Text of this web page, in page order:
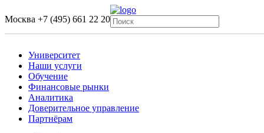
Москва +7 (495) 661 22 20
Университет
Наши услуги
Обучение
Финансовые рынки
Аналитика
Доверительное управление
Партнёрам